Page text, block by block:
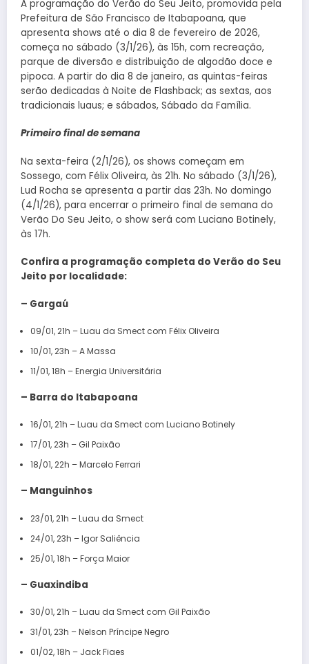
A programação do Verão do Seu Jeito, promovida pela
Prefeitura de São Francisco de Itabapoana, que
apresenta shows até o dia 8 de fevereiro de 2026,
começa no sábado (3/1/26), às 15h, com recreação,
parque de diversão e distribuição de algodão doce e
pipoca. A partir do dia 8 de janeiro, as quintas-feiras
serão dedicadas à Noite de Flashback; as sextas, aos
tradicionais luaus; e sábados, Sábado da Família.
Primeiro final de semana
Na sexta-feira (2/1/26), os shows começam em
Sossego, com Félix Oliveira, às 21h. No sábado (3/1/26),
Lud Rocha se apresenta a partir das 23h. No domingo
(4/1/26), para encerrar o primeiro final de semana do
Verão Do Seu Jeito, o show será com Luciano Botinely,
às 17h.
Confira a programação completa do Verão do Seu
Jeito por localidade:
– Gargaú
09/01, 21h – Luau da Smect com Félix Oliveira
10/01, 23h – A Massa
11/01, 18h – Energia Universitária
– Barra do Itabapoana
16/01, 21h – Luau da Smect com Luciano Botinely
17/01, 23h – Gil Paixão
18/01, 22h – Marcelo Ferrari
– Manguinhos
23/01, 21h – Luau da Smect
24/01, 23h – Igor Saliência
25/01, 18h – Força Maior
– Guaxindiba
30/01, 21h – Luau da Smect com Gil Paixão
31/01, 23h – Nelson Príncipe Negro
01/02, 18h – Jack Fiaes